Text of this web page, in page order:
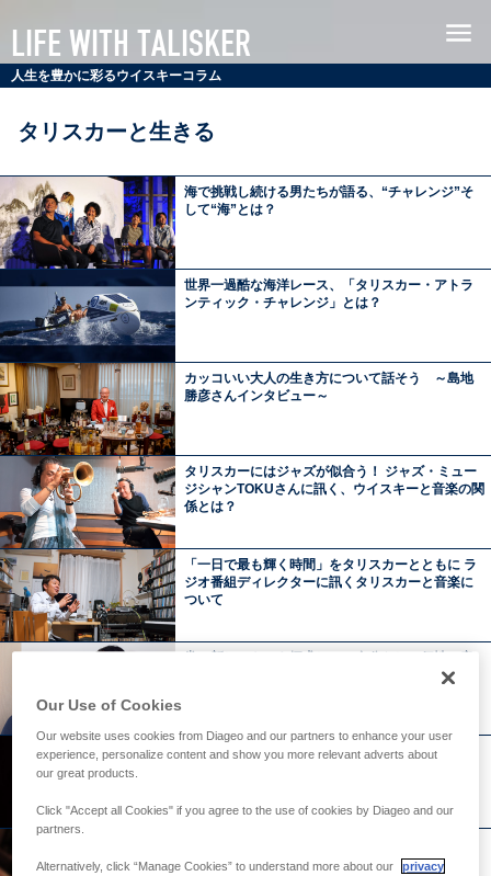
グ
ル
ス
コ
ッ
イ
ス
キ
ー
タ
リ
カ
ー
MADE
BY
THE
SEA
LIFE WITH TALISKER
人生を豊かに彩るウイスキーコラム
タリスカーと生きる
海で挑戦し続ける男たちが語る、“チャレンジ”そ
して“海”とは？
世界一過酷な海洋レース、「タリスカー・アトラ
ンティック・チャレンジ」とは？
カッコいい大人の生き方について話そう ～島地
勝彦さんインタビュー～
タリスカーにはジャズが似合う！ ジャズ・ミュー
ジシャンTOKUさんに訊く、ウイスキーと音楽の関
係とは？
「一日で最も輝く時間」をタリスカーとともに ラ
ジオ番組ディレクターに訊くタリスカーと音楽に
ついて
楽を追求したい ～大沢伸一さんインタビュー～
いろいろ経験するなら若いうちに！ ～夏木マリさ
ドは、 「ウイスキーを○○○で飲む男性」
Our Use of Cookies
Our website uses cookies from Diageo and our partners to enhance your user
experience, personalize content and show you more relevant adverts about
our great products.
Click "Accept all Cookies" if you agree to the use of cookies by Diageo and our
partners.
Alternatively, click “Manage Cookies” to understand more about our
privacy